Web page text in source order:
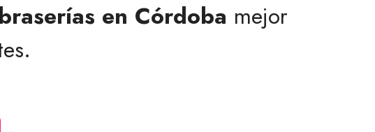
braserías en Córdoba mejor